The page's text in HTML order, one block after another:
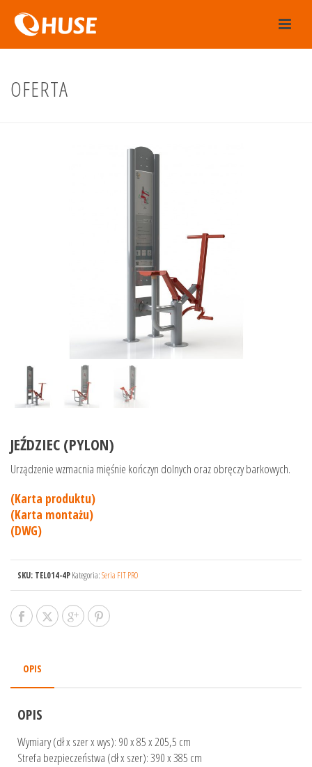
OFERTA
JEŹDZIEC (PYLON)
Urządzenie wzmacnia mięśnie kończyn dolnych oraz obręczy barkowych.
(Karta produktu)
(Karta montażu)
(DWG)
SKU: TEL014-4PKategoria:Seria FIT PRO
OPIS
OPIS
Wymiary (dł x szer x wys): 90 x 85 x 205,5 cm
Strefa bezpieczeństwa (dł x szer): 390 x 385 cm